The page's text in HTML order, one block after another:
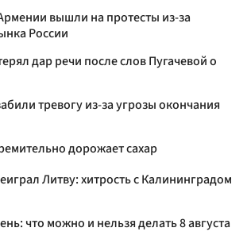
вышли на протесты из-за
России
дар речи после слов Пугачевой о
тревогу из-за угрозы окончания
дорожает сахар
Литву: хитрость с Калининградом
что можно и нельзя делать 8 августа